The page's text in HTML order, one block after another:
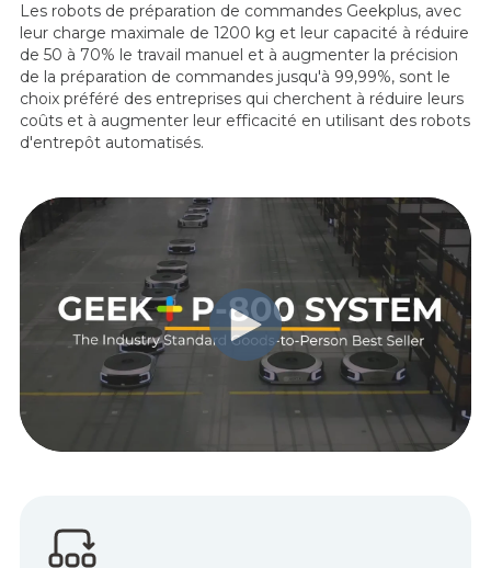
Les robots de préparation de commandes Geekplus, avec
leur charge maximale de 1200 kg et leur capacité à réduire
de 50 à 70% le travail manuel et à augmenter la précision
de la préparation de commandes jusqu'à 99,99%, sont le
choix préféré des entreprises qui cherchent à réduire leurs
coûts et à augmenter leur efficacité en utilisant des robots
d'entrepôt automatisés.